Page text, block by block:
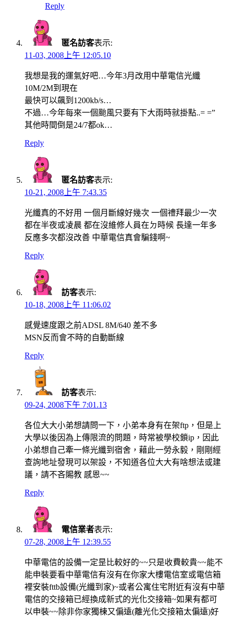
Reply
匿名訪客表示:
11-03, 2008上午 12:05.10
我想是我的運氣好吧…今年3月改用中華電信光纖
10M/2M到現在
最快可以飆到1200kb/s…
不過…今年每來一個颱風只要有下大雨時就掛點..= =”
其他時間倒是24/7都ok…
Reply
匿名訪客表示:
10-21, 2008上午 7:43.35
光纖真的不好用 一個月斷線好幾次 一個禮拜最少一次
都在半夜或凌晨 都在沒維修人員在ㄉ時候 長達一年多
反應多次都沒改善 中華電信真會騙錢啊~
Reply
訪客表示:
10-18, 2008上午 11:06.02
感覺速度跟之前ADSL 8M/640 差不多
MSN反而會不時的自動斷線
Reply
訪客表示:
09-24, 2008下午 7:01.13
各位大大小弟想請問一下，小弟本身有在架ftp，但是上
大學以後因為上傳限流的問題，時常被學校鎖ip，因此
小弟想自己牽一條光纖到宿舍，藉此一勞永毅，剛剛經
查詢地址發現可以架設，不知道各位大大有啥想法或建
議，請不吝賜教 感恩~~
Reply
電信業者表示:
07-28, 2008上午 12:39.55
中華電信的設備一定昰比較好的~~只是收費較貴~~能不
能申裝要看中華電信有沒有在你家大樓電信室或電信箱
裡安裝fttb設備(光纖到家)~或者公寓住宅附近有沒有中華
電信的交接箱已經換成新式的光化交接箱~如果有都可
以申裝~~除非你家獨棟又偏遠(離光化交接箱太偏遠)好